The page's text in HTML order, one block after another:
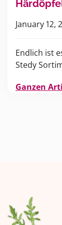
January 12,
Endlich ist
Stedy
Ganzen